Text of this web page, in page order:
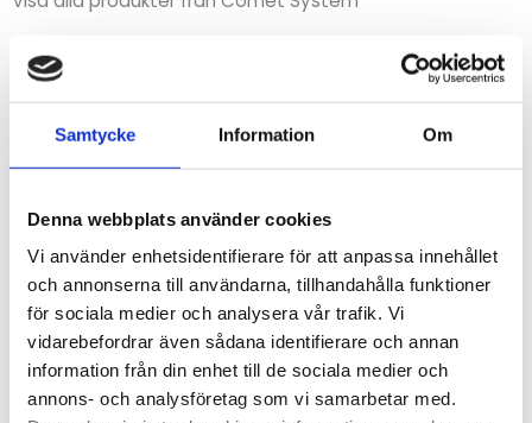
Samtycke Information Om
Denna webbplats använder cookies
Vi använder enhetsidentifierare för att anpassa innehållet
och annonserna till användarna, tillhandahålla funktioner
för sociala medier och analysera vår trafik. Vi
vidarebefordrar även sådana identifierare och annan
information från din enhet till de sociala medier och
annons- och analysföretag som vi samarbetar med.
Beskrivning
unik optimerad design för bästa funktion och
noggrannhet.
STÄLL EN FRÅGA OM PRODUKTEN
Egenskaper Specifikationer